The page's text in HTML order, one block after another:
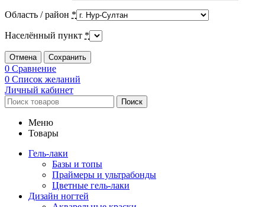
Область / район *
Населённый пункт *
Отмена Сохранить
0 Сравнение
0 Список желаний
Личный кабинет
Поиск
Меню
Товары
Гель-лаки
Базы и топы
Праймеры и ультрабонды
Цветные гель-лаки
Дизайн ногтей